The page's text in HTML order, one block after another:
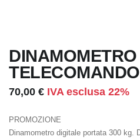
TELECOMANDO
70,00 € IVA esclusa 22%
PROMOZIONE
Dinamometro digitale portata 300 kg.